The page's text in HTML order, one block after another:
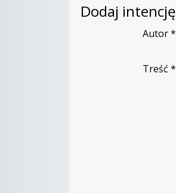
Dodaj intencję
Autor*
Treść *